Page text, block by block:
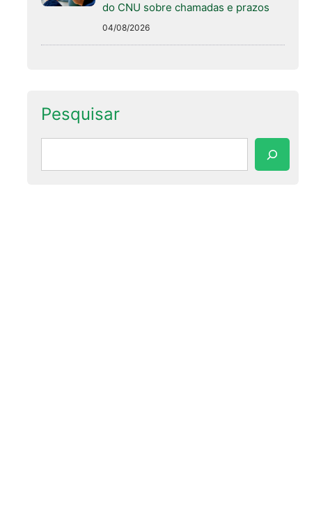
do CNU sobre chamadas e prazos
04/08/2026
Pesquisar